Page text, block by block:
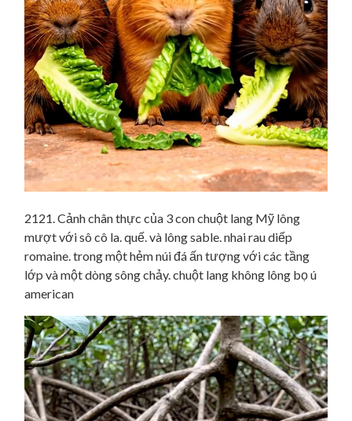
2121. Cảnh chân thực của 3 con chuột lang Mỹ lông
mượt với sô cô la. quế. và lông sable. nhai rau diếp
romaine. trong một hẻm núi đá ấn tượng với các tầng
lớp và một dòng sông chảy. chuột lang không lông bọ ú
american